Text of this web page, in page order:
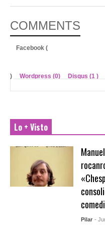
COMMENTS
Facebook (
) Wordpress (0) Disqus (1 )
Lo + Visto
Pilar -